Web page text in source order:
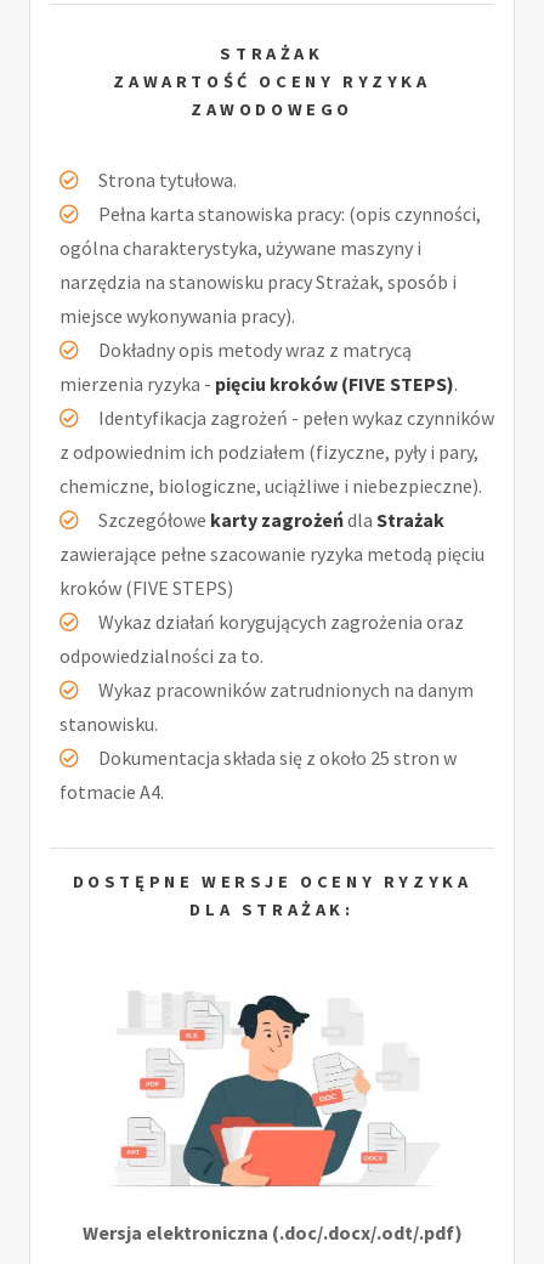
STRAŻAK
ZAWARTOŚĆ OCENY RYZYKA
ZAWODOWEGO
Strona tytułowa.
Pełna karta stanowiska pracy: (opis czynności,
ogólna charakterystyka, używane maszyny i
narzędzia na stanowisku pracy Strażak, sposób i
miejsce wykonywania pracy).
Dokładny opis metody wraz z matrycą
mierzenia ryzyka - pięciu kroków (FIVE STEPS).
Identyfikacja zagrożeń - pełen wykaz czynników
z odpowiednim ich podziałem (fizyczne, pyły i pary,
chemiczne, biologiczne, uciążliwe i niebezpieczne).
Szczegółowe karty zagrożeńdla Strażak
zawierające pełne szacowanie ryzyka metodą pięciu
kroków (FIVE STEPS)
Wykaz działań korygujących zagrożenia oraz
odpowiedzialności za to.
Wykaz pracowników zatrudnionych na danym
stanowisku.
Dokumentacja składa się z około 25 stron w
fotmacie A4.
DOSTĘPNE WERSJE OCENY RYZYKA
DLA STRAŻAK:
Wersja elektroniczna (.doc/.docx/.odt/.pdf)